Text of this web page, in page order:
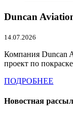
Duncan
14.07.2026
Компания Duncan
проект по
ПОДРОБНЕЕ
Новостная